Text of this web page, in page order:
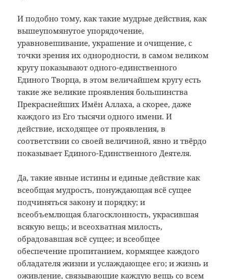
И подобно тому, как такие мудрые действия, как
вышеупомянутое упорядочение,
уравновешивание, украшение и очищение, с
точки зрения их однородности, в самом великом
кругу показывают одного-единственного
Единого Творца, в этом величайшем кругу есть
такие же великие проявления большинства
Прекраснейших Имён Аллаха, а скорее, даже
каждого из Его тысячи одного имени. И
действие, исходящее от проявления, в
соответствии со своей величиной, явно и твёрдо
показывает Единого-Единственного Деятеля.
Да, такие явные истины и единые действие как
всеобщая мудрость, понуждающая всё сущее
подчиняться закону и порядку; и
всеобъемлющая благосклонность, украсившая
всякую вещь; и всеохватная милость,
обрадовавшая всё сущее; и всеобщее
обеспечение пропитанием, кормящее каждого
обладателя жизни и услаждающее его; и жизнь и
оживление, связывающие каждую вещь со всем